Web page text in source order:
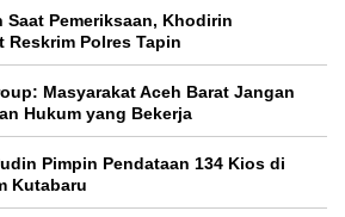
Saat Pemeriksaan, Khodirin
Reskrim Polres Tapin
Masyarakat Aceh Barat Jangan
Hukum yang Bekerja
Pimpin Pendataan 134 Kios di
Kutabaru